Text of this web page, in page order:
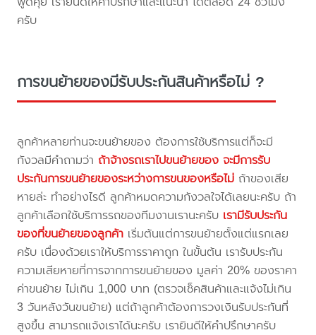
ครับ
การขนย้ายของมีรับประกันสินค้าหรือไม่ ?
ลูกค้าหลายท่านจะขนย้ายของ ต้องการใช้บริการแต่ก็จะมี
กังวลมีคำถามว่า ถ้าจ้างรถเราไปขนย้ายของ จะมีการรับ
ประกันการขนย้ายของระหว่างการขนของหรือไม่ ถ้าของเสีย
หายล่ะ ทำอย่างไรดี ลูกค้าหมดความกังวลใจได้เลยนะครับ ถ้า
ลูกค้าเลือกใช้บริการรถของทีมงานเรานะครับ เรามีรับประกัน
ของที่ขนย้ายของลูกค้า เริ่มต้นแต่การขนย้ายตั้งแต่แรกเลย
ครับ เนื่องด้วยเราให้บริการราคาถูก ในขั้นต้น เรารับประกัน
ความเสียหายที่การจากการขนย้ายของ มูลค่า 20% ของราคา
ค่าขนย้าย ไม่เกิน 1,000 บาท (ตรวจเช็คสินค้าและแจ้งไม่เกิน
3 วันหลังวันขนย้าย) แต่ถ้าลูกค้าต้องการวงเงินรับประกันที่
สูงขึ้น สามารถแจ้งเราได้นะครับ เรายินดีให้คำปรึกษาครับ